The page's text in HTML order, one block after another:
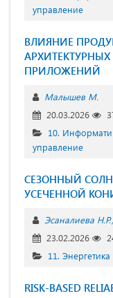
управление
ВЛИЯНИЕ
АРХИТЕКТУРНЫХ
ПРИЛОЖЕНИЙ
Малышев М.
20.03.2026
10.
управление
СЕЗОННЫЙ
УСЕЧЕННОЙ
Эсaналиева Н.Р.
23.02.2026
11. Энергетика
RISK-BASED